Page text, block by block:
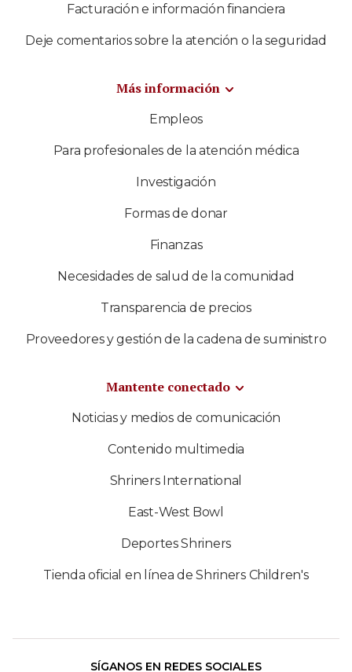
Facturación e información financiera
Deje comentarios sobre la atención o la seguridad
Más información
Empleos
Para profesionales de la atención médica
Investigación
Formas de donar
Finanzas
Necesidades de salud de la comunidad
Transparencia de precios
Proveedores y gestión de la cadena de suministro
Mantente conectado
Noticias y medios de comunicación
Contenido multimedia
Shriners International
East-West Bowl
Deportes Shriners
Tienda oficial en línea de Shriners Children's
SÍGANOS EN REDES SOCIALES